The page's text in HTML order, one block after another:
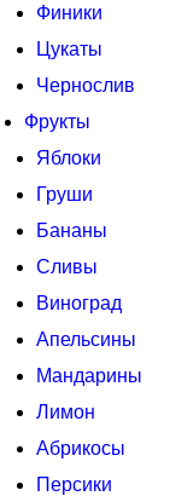
Финики
Цукаты
Чернослив
Фрукты
Яблоки
Груши
Бананы
Сливы
Виноград
Апельсины
Мандарины
Лимон
Абрикосы
Персики